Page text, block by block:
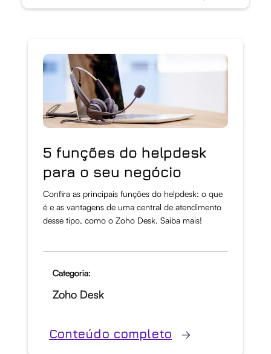
5 funções do helpdesk
para o seu negócio
Confira as principais funções do helpdesk: o que
é e as vantagens de uma central de atendimento
desse tipo, como o Zoho Desk. Saiba mais!
Categoria:
Zoho Desk
Conteúdo completo